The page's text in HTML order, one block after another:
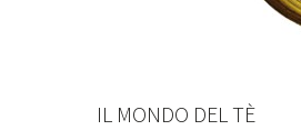
IL MONDO DEL TÈ